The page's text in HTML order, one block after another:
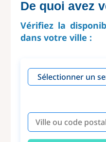
De quoi avez
Vérifiez la
dans votre ville :